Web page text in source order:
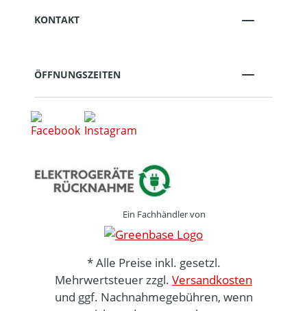
KONTAKT
ÖFFNUNGSZEITEN
Ein Fachhändler von
* Alle Preise inkl. gesetzl.
Mehrwertsteuer zzgl. Versandkosten
und ggf. Nachnahmegebühren, wenn